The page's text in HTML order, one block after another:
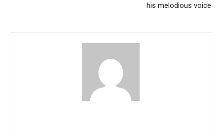
his melodious voice